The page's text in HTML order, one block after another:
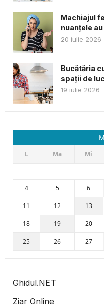
Machiajul
nuanțele
20 iulie 2026
Bucătăria
spații de
19 iulie 2026
L Ma Mi
4
5 6
11 12 13
18 19 20
25 26 27
Ghidul.NET
Ziar Online